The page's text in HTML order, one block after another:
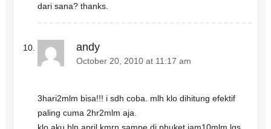
dari sana? thanks.
andy
October 20, 2010 at 11:17 am
3hari2mlm bisa!!! i sdh coba. mlh klo dihitung efektif
paling cuma 2hr2mlm aja.